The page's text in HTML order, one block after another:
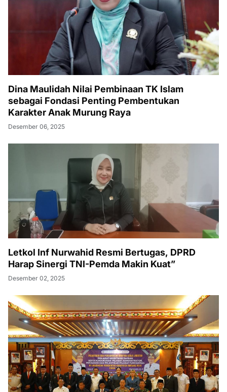
Dina Maulidah Nilai Pembinaan TK Islam
sebagai Fondasi Penting Pembentukan
Karakter Anak Murung Raya
Desember 06, 2025
Letkol Inf Nurwahid Resmi Bertugas, DPRD
Harap Sinergi TNI-Pemda Makin Kuat”
Desember 02, 2025